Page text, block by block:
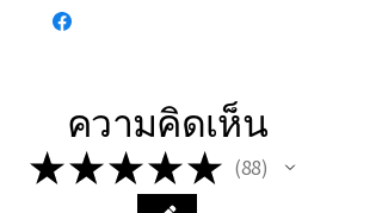
เข้าใจก่อน ทำรายการสั่งซื้อ
บริการนี้มีวัตถุประสงค์เพื่อ
การเติบโตทางจิตวิญญาณส่วน
ความคิดเห็น
★★★★★ 88
88